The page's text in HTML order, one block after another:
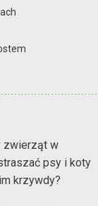
zwierząt w
psy i koty
krzywdy?